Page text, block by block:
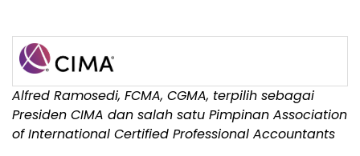
Alfred Ramosedi, FCMA, CGMA, terpilih sebagai
Presiden CIMA dan salah satu Pimpinan Association
of International Certified Professional Accountants